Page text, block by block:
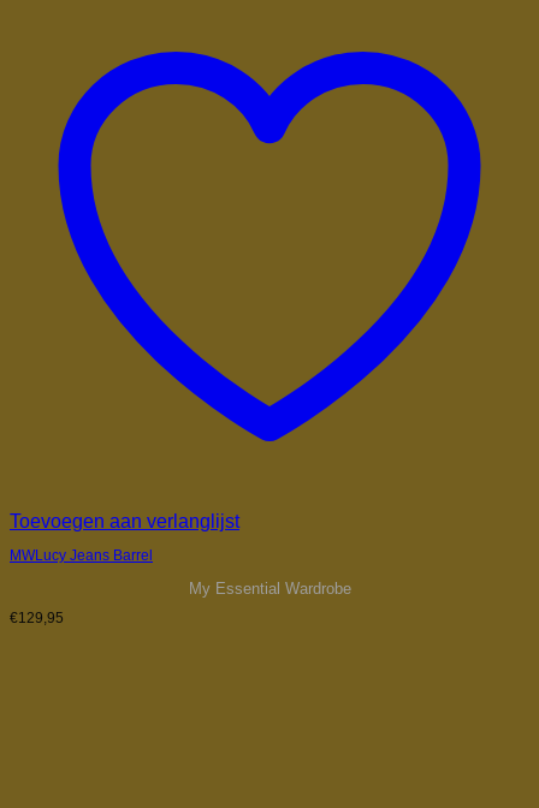
Toevoegen aan verlanglijst
MWLucy Jeans Barrel
My Essential Wardrobe
€129,95